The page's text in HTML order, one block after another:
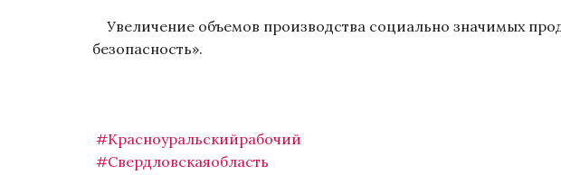
Увеличение объемов производства социально значимых
безопасность».
#Красноуральскийрабочий
#Свердловскаяобласть